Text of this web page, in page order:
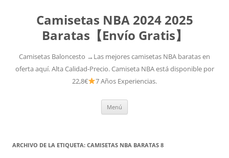
Camisetas NBA 2024 2025
Baratas【Envío Gratis】
Camisetas Baloncesto →Las mejores camisetas NBA baratas en
oferta aquí. Alta Calidad-Precio. Camiseta NBA está disponible por
22,8€
7 Años Experiencias.
Menú
ARCHIVO DE LA ETIQUETA: CAMISETAS NBA BARATAS 8